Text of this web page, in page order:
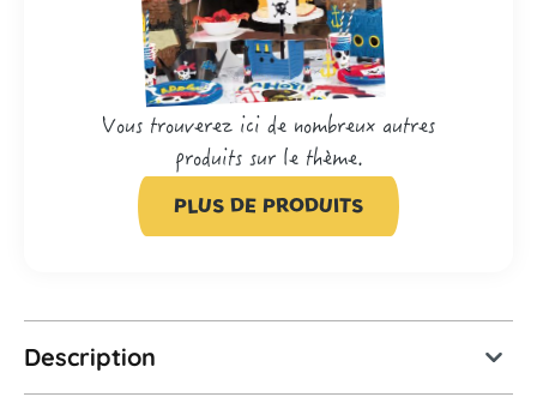
Vous trouverez ici de nombreux autres
produits sur le thème.
PLUS DE PRODUITS
Description